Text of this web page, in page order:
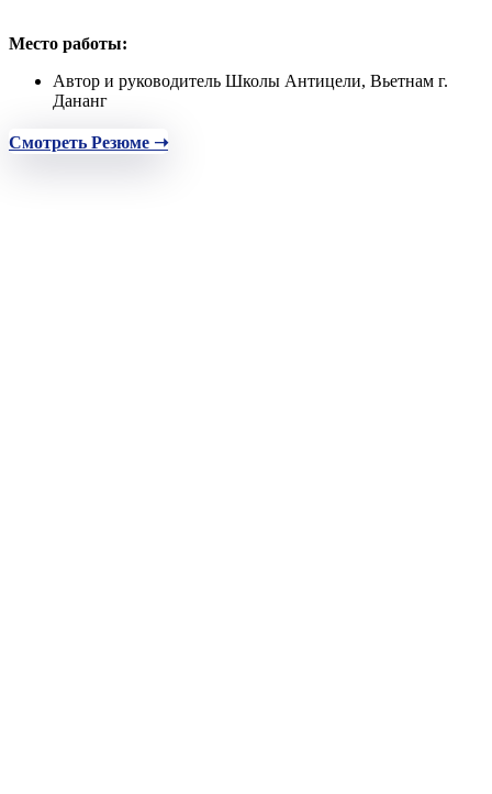
Место работы:
Автор и руководитель Школы Антицели, Вьетнам г.
Дананг
Смотреть Резюме ➝